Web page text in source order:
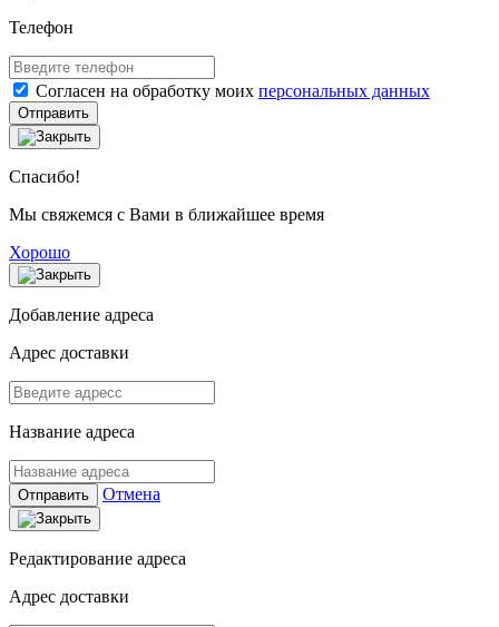
Телефон
Согласен на обработку моих персональных данных
Отправить
Спасибо!
Мы свяжемся с Вами в ближайшее время
Хорошо
Добавление адреса
Адрес доставки
Название адреса
Отправить Отмена
Редактирование адреса
Адрес доставки